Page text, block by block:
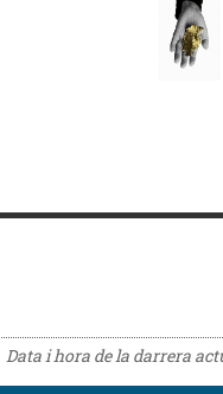
Data i hora de la darrera